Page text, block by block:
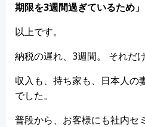
期限を3週間過ぎているため」
以上です。
納税の遅れ、3週間。 それだ
収入も、持ち家も、日本人の
でした。
普段から、お客様にも社内セ